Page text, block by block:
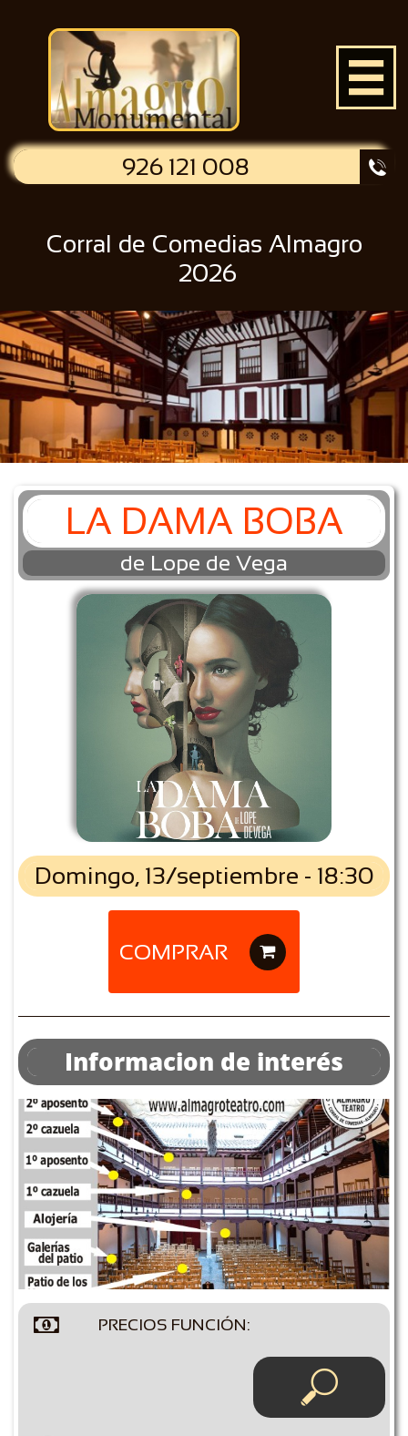

926 121 008 
Corral de Comedias Almagro
2026
LA DAMA BOBA
de Lope de Vega
Domingo, 13/septiembre - 18:30
COMPRAR 
Informacion de interés
 PRECIOS FUNCIÓN:
